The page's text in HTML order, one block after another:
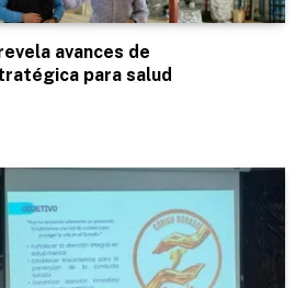
avances de
para salud